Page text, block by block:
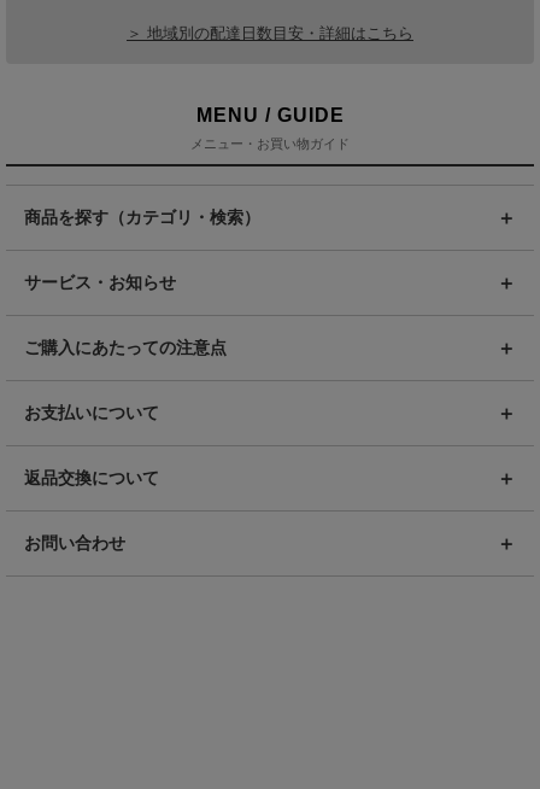
＞ 地域別の配達日数目安・詳細はこちら
MENU / GUIDE
メニュー・お買い物ガイド
商品を探す（カテゴリ・検索）
サービス・お知らせ
ご購入にあたっての注意点
お支払いについて
返品交換について
お問い合わせ